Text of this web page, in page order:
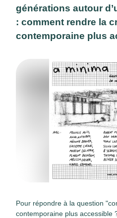
générations autour
: comment rendre la
contemporaine plus
Pour répondre à la question
contemporaine plus accessible